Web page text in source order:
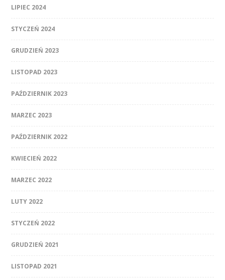
LIPIEC 2024
STYCZEŃ 2024
GRUDZIEŃ 2023
LISTOPAD 2023
PAŹDZIERNIK 2023
MARZEC 2023
PAŹDZIERNIK 2022
KWIECIEŃ 2022
MARZEC 2022
LUTY 2022
STYCZEŃ 2022
GRUDZIEŃ 2021
LISTOPAD 2021